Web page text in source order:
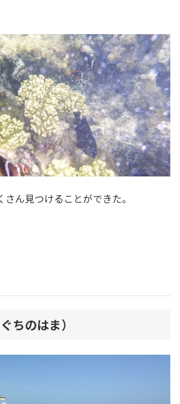
ん見つけることができた。
ちのはま）